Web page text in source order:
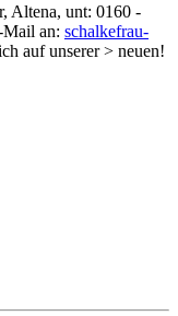
Altena, unt: 0160 -
Mail an: schalkefrau-
auf unserer > neuen!